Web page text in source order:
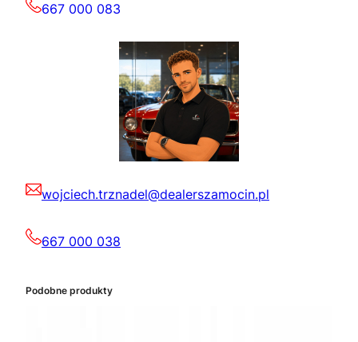
667 000 083
wojciech.trznadel@dealerszamocin.pl
667 000 038
Podobne produkty